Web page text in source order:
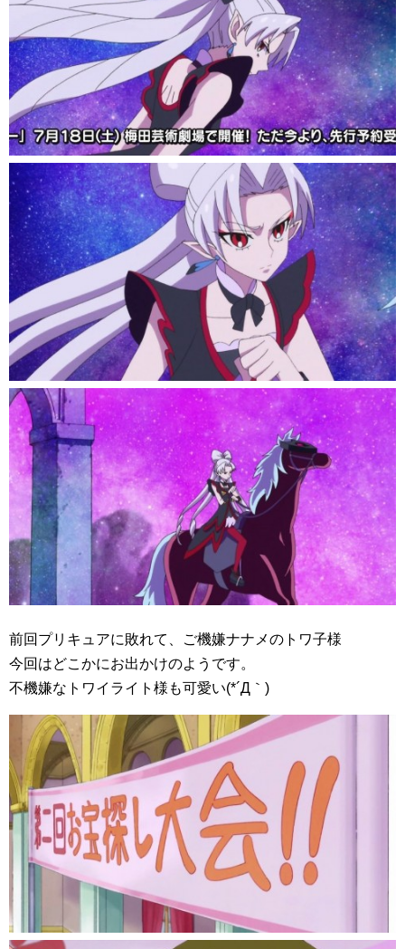
前回プリキュアに敗れて、ご機嫌ナナメのトワ子様
今回はどこかにお出かけのようです。
不機嫌なトワイライト様も可愛い(*´Д｀)